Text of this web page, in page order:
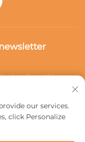
najnovije vesti iz
our services.
click Personalize